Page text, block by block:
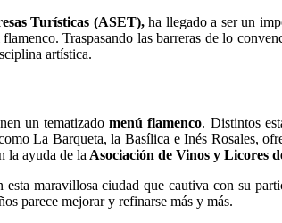
Turísticas (ASET),ha llegado a ser un
Traspasando las barreras de lo
artística.
un tematizadomenú flamenco. Distintos
La Barqueta, la Basílica e Inés Rosales,
la ayuda de la Asociación de Vinos y Licores
maravillosa ciudad que cautiva con su
parece mejorar y refinarse más y más.